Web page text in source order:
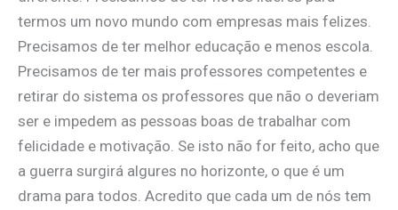
termos um novo mundo com empresas mais felizes.
Precisamos de ter melhor educação e menos escola.
Precisamos de ter mais professores competentes e
retirar do sistema os professores que não o deveriam
ser e impedem as pessoas boas de trabalhar com
felicidade e motivação. ​Se isto não for feito, acho que
a guerra surgirá algures no horizonte, o que é um
drama para todos. Acredito que cada um de nós tem